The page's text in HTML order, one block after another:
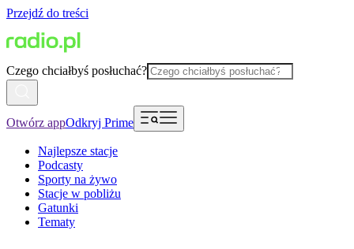
Przejdź do treści
Czego chciałbyś posłuchać?
Otwórz appOdkryj Prime
Najlepsze stacje
Podcasty
Sporty na żywo
Stacje w pobliżu
Gatunki
Tematy